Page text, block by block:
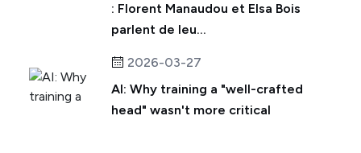
: Florent Manaudou et Elsa Bois
parlent de leu...
2026-03-27
AI: Why training a "well-crafted
head" wasn't more critical